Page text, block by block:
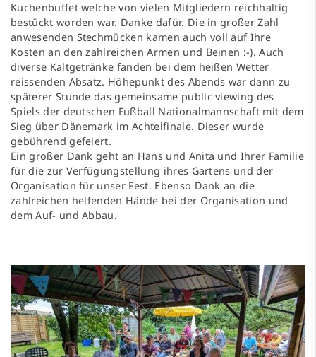
Kuchenbuffet welche von vielen Mitgliedern reichhaltig
bestückt worden war. Danke dafür. Die in großer Zahl
anwesenden Stechmücken kamen auch voll auf Ihre
Kosten an den zahlreichen Armen und Beinen :-). Auch
diverse Kaltgetränke fanden bei dem heißen Wetter
reissenden Absatz. Höhepunkt des Abends war dann zu
späterer Stunde das gemeinsame public viewing des
Spiels der deutschen Fußball Nationalmannschaft mit dem
Sieg über Dänemark im Achtelfinale. Dieser wurde
gebührend gefeiert.
Ein großer Dank geht an Hans und Anita und Ihrer Familie
für die zur Verfügungstellung ihres Gartens und der
Organisation für unser Fest. Ebenso Dank an die
zahlreichen helfenden Hände bei der Organisation und
dem Auf- und Abbau.